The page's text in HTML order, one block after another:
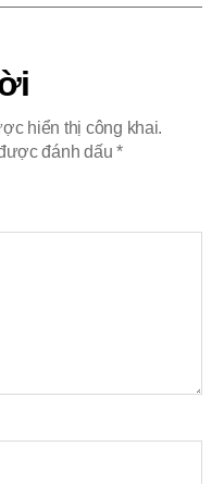
hiển thị công khai.
đánh dấu*